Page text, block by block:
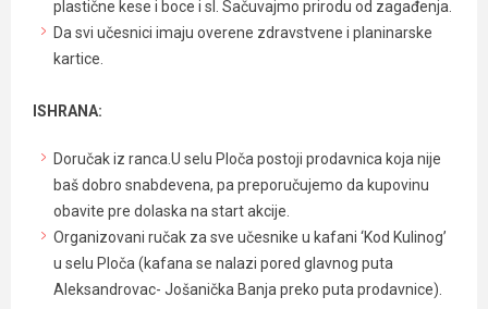
plastične kese i boce i sl. Sačuvajmo prirodu od zagađenja.
Da svi učesnici imaju overene zdravstvene i planinarske
kartice.
ISHRANA:
Doručak iz ranca.U selu Ploča postoji prodavnica koja nije
baš dobro snabdevena, pa preporučujemo da kupovinu
obavite pre dolaska na start akcije.
Organizovani ručak za sve učesnike u kafani ‘Kod Kulinog’
u selu Ploča (kafana se nalazi pored glavnog puta
Aleksandrovac- Jošanička Banja preko puta prodavnice).